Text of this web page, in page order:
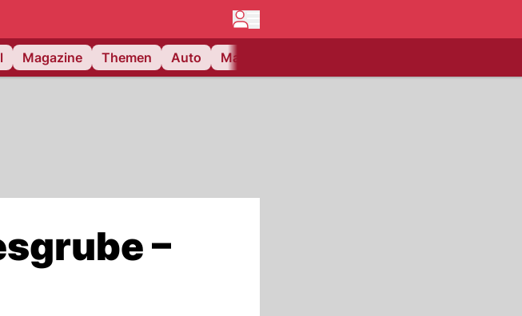
Magazine Themen Auto Matchcenter
–